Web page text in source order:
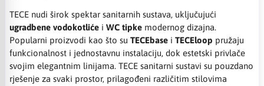
TECE nudi širok spektar sanitarnih sustava, uključujući
ugradbene vodokotliće i WC tipke modernog dizajna.
Popularni proizvodi kao što su TECEbase i TECEloop pružaju
funkcionalnost i jednostavnu instalaciju, dok estetski privlače
svojim elegantnim linijama. TECE sanitarni sustavi su pouzdano
rješenje za svaki prostor, prilagođeni različitim stilovima